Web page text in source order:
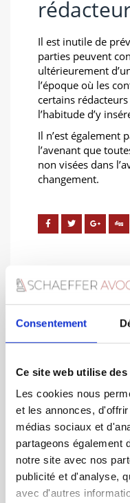
Consentement
Ce site web utilise des
Les cookies nous
et les annonces,
médias sociaux et
partageons également
notre site avec nos
publicité et d'analyse,
avec d'autres
Il est inutile de
parties peuvent
ultérieurement
l’époque où les
certains
l’habitude d’y
Il n’est également
l’avenant que
non visées dans
changement.
You must be